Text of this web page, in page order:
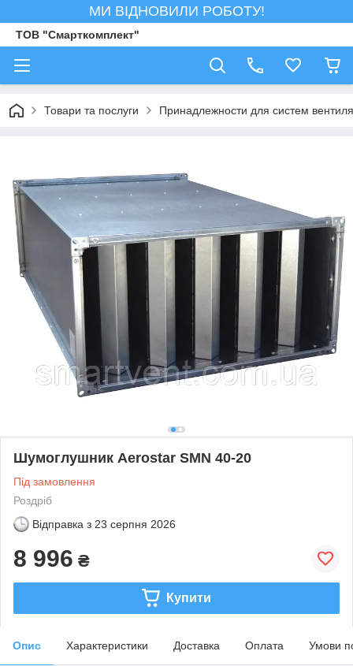
МИ ВІДНОВИЛИ РОБОТУ!
ТОВ "Смарткомплект"
Товари та послуги Принадлежности для систем
Шумоглушник Aerostar SMN 40-20
Під замовлення
Роздріб
Відправка з 23 серпня 2026
8 996 ₴
Купити
Опис Характеристики Доставка Оплата Умови